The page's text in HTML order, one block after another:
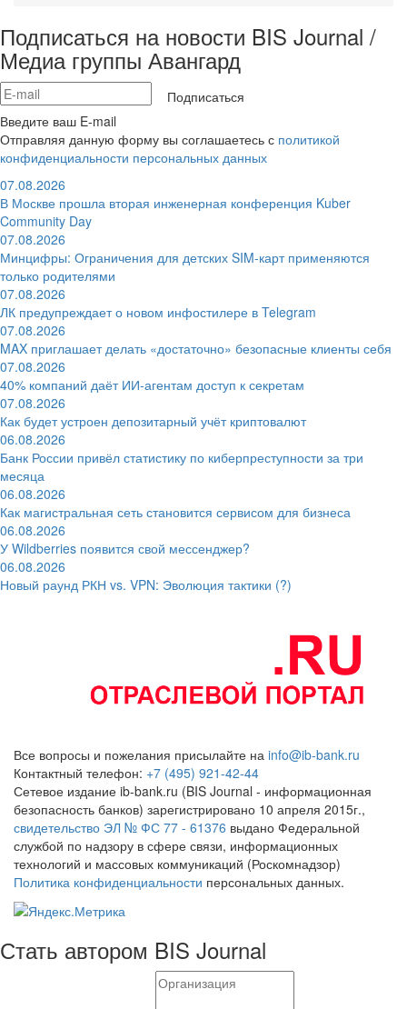
Подписаться на новости BIS Journal /
Медиа группы Авангард
Подписаться
Введите ваш E-mail
Отправляя данную форму вы соглашаетесь с политикой
конфиденциальности персональных данных
07.08.2026
В Москве прошла вторая инженерная конференция Kuber
Community Day
07.08.2026
Минцифры: Ограничения для детских SIM-карт применяются
только родителями
07.08.2026
ЛК предупреждает о новом инфостилере в Telegram
07.08.2026
MAX приглашает делать «достаточно» безопасные клиенты себя
07.08.2026
40% компаний даёт ИИ‑агентам доступ к секретам
07.08.2026
Как будет устроен депозитарный учёт криптовалют
06.08.2026
Банк России привёл статистику по киберпреступности за три
месяца
06.08.2026
Как магистральная сеть становится сервисом для бизнеса
06.08.2026
У Wildberries появится свой мессенджер?
06.08.2026
Новый раунд РКН vs. VPN: Эволюция тактики (?)
Все вопросы и пожелания присылайте на info@ib-bank.ru
Контактный телефон: +7 (495) 921-42-44
Сетевое издание ib-bank.ru (BIS Journal - информационная
безопасность банков) зарегистрировано 10 апреля 2015г.,
свидетельство ЭЛ № ФС 77 - 61376 выдано Федеральной
службой по надзору в сфере связи, информационных
технологий и массовых коммуникаций (Роскомнадзор)
Политика конфиденциальности персональных данных.
Стать автором BIS Journal